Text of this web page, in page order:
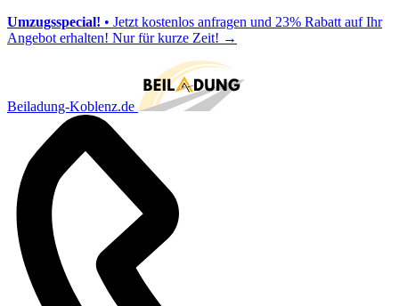
Umzugsspecial! • Jetzt kostenlos anfragen und 23% Rabatt auf Ihr
Angebot erhalten! Nur für kurze Zeit! →
Beiladung-Koblenz.de